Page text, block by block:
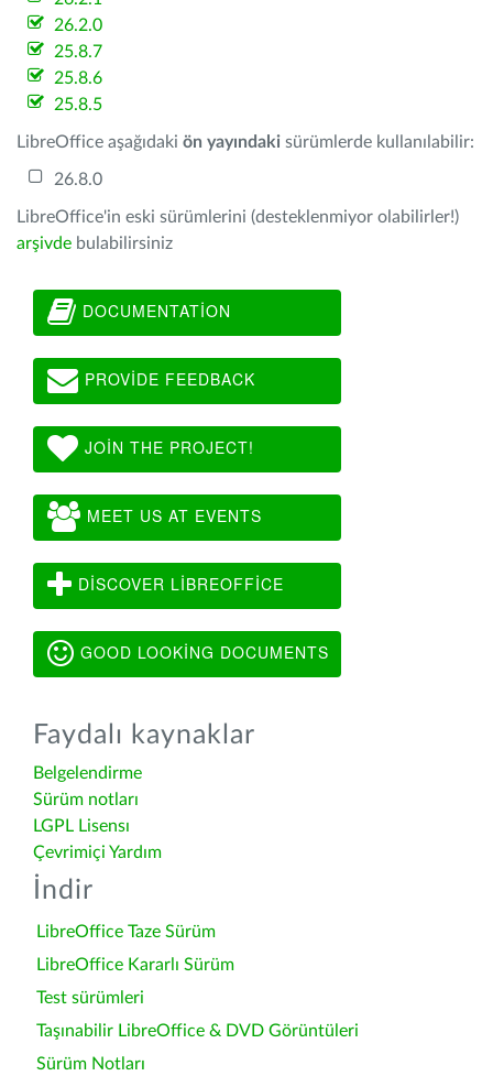
26.2.0
25.8.7
25.8.6
25.8.5
LibreOffice aşağıdaki ön yayındaki sürümlerde kullanılabilir:
26.8.0
LibreOffice'in eski sürümlerini (desteklenmiyor olabilirler!)
arşivde bulabilirsiniz
DOCUMENTATION
PROVIDE FEEDBACK
JOIN THE PROJECT!
MEET US AT EVENTS
DISCOVER LIBREOFFICE
GOOD LOOKING DOCUMENTS
Faydalı kaynaklar
Belgelendirme
Sürüm notları
LGPL Lisensı
Çevrimiçi Yardım
İndir
LibreOffice Taze Sürüm
LibreOffice Kararlı Sürüm
Test sürümleri
Taşınabilir LibreOffice & DVD Görüntüleri
Sürüm Notları